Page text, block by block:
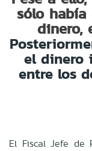
sólo
dinero,
el dinero
entre los
El Fiscal Jefe de